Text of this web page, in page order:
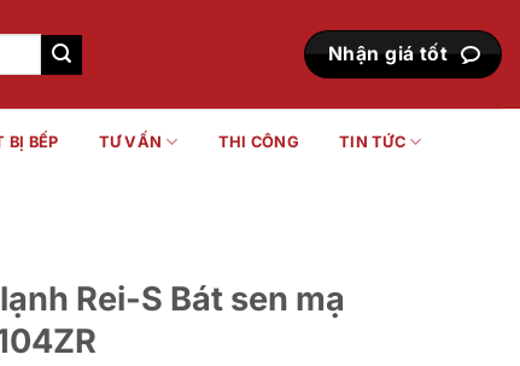
Nhận giá tốt
BỊ BẾP TƯ VẤN THI CÔNG TIN TỨC
Rei-S Bát sen mạ